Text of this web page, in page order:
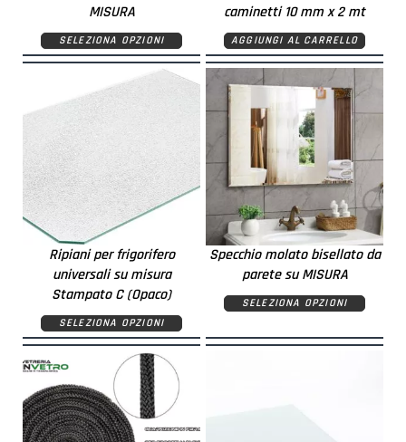
MISURA
SELEZIONA OPZIONI
caminetti 10 mm x 2 mt
AGGIUNGI AL CARRELLO
Ripiani per frigorifero
universali su misura
Stampato C (Opaco)
SELEZIONA OPZIONI
Specchio molato bisellato da
parete su MISURA
SELEZIONA OPZIONI